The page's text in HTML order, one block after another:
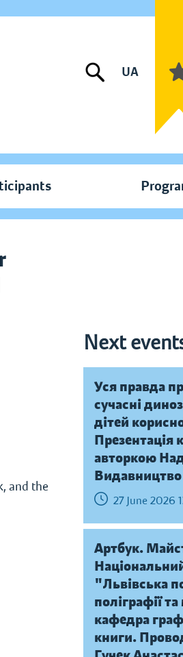
UA
Next
and the
Уся правда
сучасні
дітей
Презентація
авторкою
27 June 2026
Артбук.
"Львівська
поліграфії
кафедра
книги.